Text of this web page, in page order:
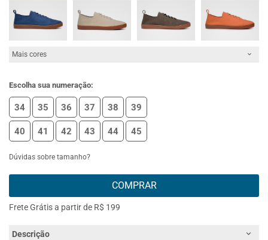
Mais cores
Escolha sua numeração:
34 35 36 37 38 39
40 41 42 43 44 45
Dúvidas sobre tamanho?
COMPRAR
Frete Grátis a partir de R$ 199
Descrição